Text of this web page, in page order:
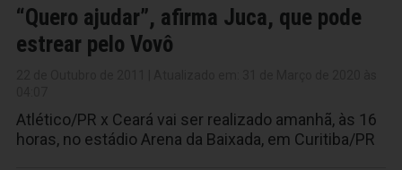
“Quero ajudar”, afirma Juca, que pode
estrear pelo Vovô
Atlético/PR x Ceará vai ser realizado amanhã, às 16
horas, no estádio Arena da Baixada, em Curitiba/PR